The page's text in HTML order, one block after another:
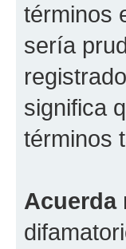
términos
sería
significa
términos
Acuerda